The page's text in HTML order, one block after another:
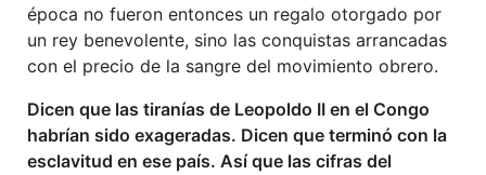
época no fueron entonces un regalo otorgado por
un rey benevolente, sino las conquistas arrancadas
con el precio de la sangre del movimiento obrero.
Dicen que las tiranías de Leopoldo II en el Congo
habrían sido exageradas. Dicen que terminó con la
esclavitud en ese país. Así que las cifras del